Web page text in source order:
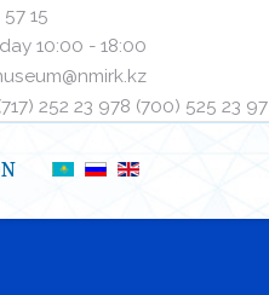
15
10:00 - 18:00
252 23 97ㅤㅤ8 (700) 525 23 97